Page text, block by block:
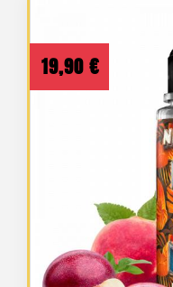
19,90 €